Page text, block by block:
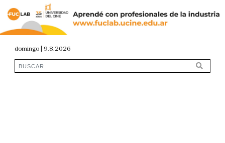
domingo | 9.8.2026